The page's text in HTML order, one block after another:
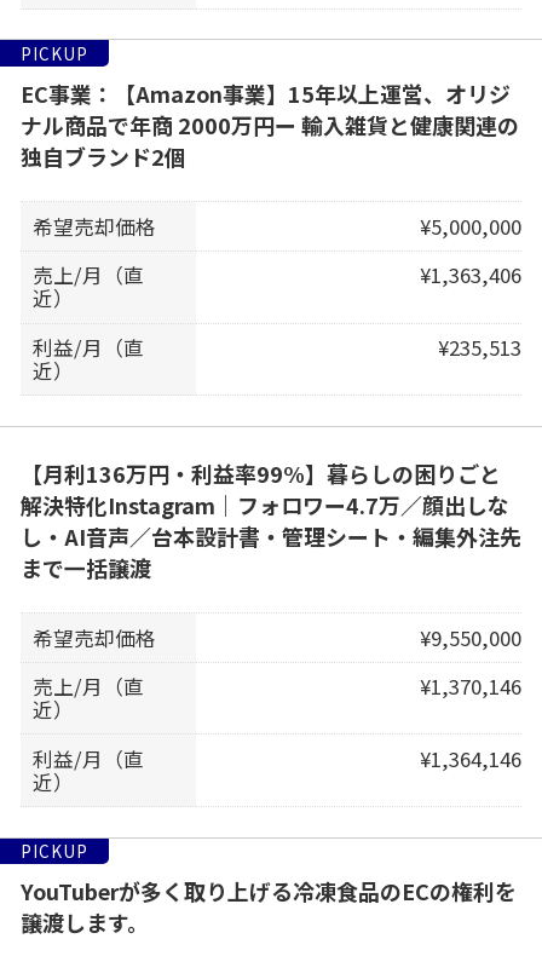
PICKUP
EC事業：【Amazon事業】15年以上運営、オリジ
ナル商品で年商 2000万円ー 輸入雑貨と健康関連の
独自ブランド2個
希望売却価格
¥5,000,000
売上/月（直
近）
¥1,363,406
利益/月（直
近）
¥235,513
【月利136万円・利益率99%】暮らしの困りごと
解決特化Instagram｜フォロワー4.7万／顔出しな
し・AI音声／台本設計書・管理シート・編集外注先
まで一括譲渡
希望売却価格
¥9,550,000
売上/月（直
近）
¥1,370,146
利益/月（直
近）
¥1,364,146
PICKUP
YouTuberが多く取り上げる冷凍食品のECの権利を
譲渡します。